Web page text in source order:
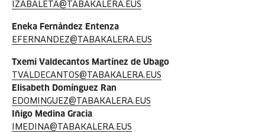
IZABALETA@TABAKALERA.EUS
Eneka Fernández Entenza
EFERNANDEZ@TABAKALERA.EUS
Txemi Valdecantos Martínez de Ubago
TVALDECANTOS@TABAKALERA.EUS
Elisabeth Domínguez Ran
EDOMINGUEZ@TABAKALERA.EUS
Iñigo Medina Gracia
IMEDINA@TABAKALERA.EUS